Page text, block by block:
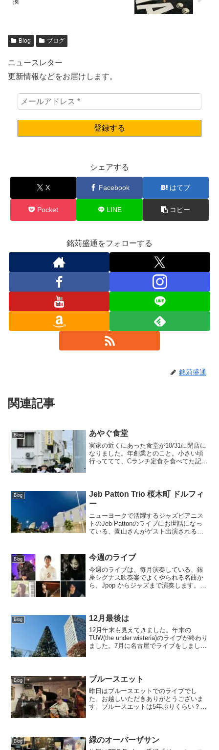
Blog ブログ
ニュースレター
更新情報などをお届けします。
シェアする
X Facebook はてブ
Pocket LINE コピー
銘苅盛通をフォローする
銘苅盛通
関連記事
Blog あやぐ食堂
実家の近くにあった食堂が10/31に閉店に
なりました。年創業とのこと。小さい頃
行っててて、Cランチ定食を食べてた記憶
に入れて届けてま...
Blog
Jeb Patton Trio 桜木町 ドルフィ
ー
ニューヨークで活躍するジャズピアニス
トのJeb Pattonのライブにお世話になっ
ている、園山さんがゲスト出演されると
いてびっくりです。1、２年ほど前、ライ
ブから帰ると...
Blog 今週のライブ
今週のライブは、毎月演奏している、銀
座シグナス吹奏楽でよくやられる名曲か
ら、Jpop からジャズまで演奏します。配
B2F...
Blog 12月最後は
12月年末も見えてきました。年末の
TUW(the under wisteria)のライブが終わり
ました。7月に名古屋でライブをしました
Blog ブルースエット
昨日はブルースエットでのライブでし
た。お越しいただきありがとうございま
す。ブルースエットは5年ぶりくらい？で
や、久々な方から、大学卒...
Blog 緑のオーバーザサン